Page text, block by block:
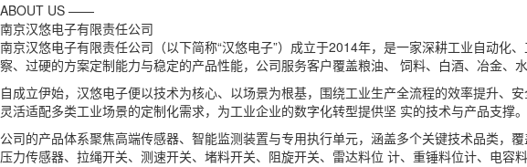
ABOUT US ——
南京汉悠电子有限责任公司
南京汉悠电子有限责任公司（以下简称“汉悠电子”）成立于2014年，是一家深耕工业自动
察、过硬的方案定制能力与稳定的产品性能，公司服务客户覆盖粮油、 饲料、白酒、冶金、
自成立伊始，汉悠电子便以技术为核心、以场景为根基，围绕工业生产全流程的效率提升
灵活适配多类工业场景的定制化需求，为工业企业的数字化转型提供坚 实的技术与产品支撑。
公司的产品体系聚焦高端传感器、智能监测装置与专用执行单元，涵盖多个关键技术品类，
压力传感器、拉绳开关、测速开关、堵料开关、阻旋开关、雷达料位 计、重锤料位计、电容